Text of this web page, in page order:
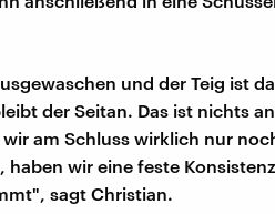
und der Teig ist
der Seitan. Das ist nichts
am Schluss wirklich nur
wir eine feste
sagt Christian.